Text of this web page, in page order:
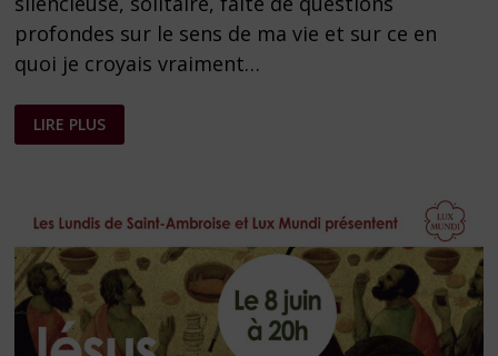
profondes sur le sens de ma vie et sur ce en
quoi je croyais vraiment…
FEUILLE
PAROISSIALE
–
–
A
LIRE PLUS